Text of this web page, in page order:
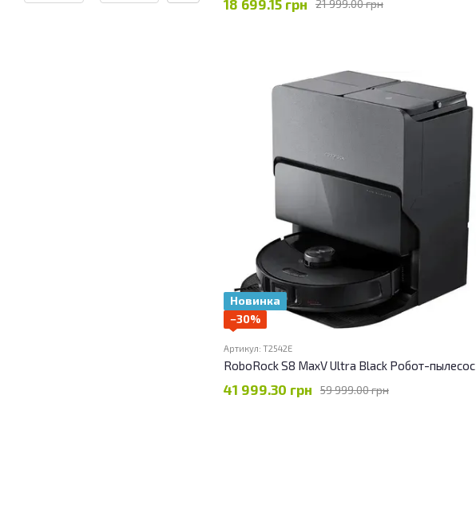
21 999.00 грн
18 699.15 грн
Новинка
−30%
Артикул: T2542E
RoboRock S8 MaxV Ultra Black Робот-пылесос
59 999.00 грн
41 999.30 грн